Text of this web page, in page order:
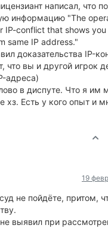
написал, что
информацию "The
IP-conflict that shows
same IP address."
доказательства IP-
что вы и другой игрок
адреса)
в диспуте. Что я им
хз. Есть у кого опыт и
19
не пойдёте, притом,
выявил при